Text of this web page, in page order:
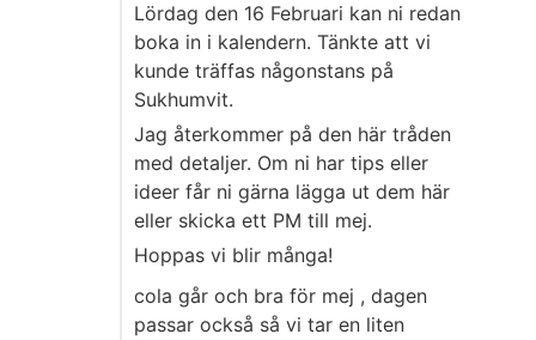
Lördag den 16 Februari kan ni redan
boka in i kalendern. Tänkte att vi
kunde träffas någonstans på
Sukhumvit.
Jag återkommer på den här tråden
med detaljer. Om ni har tips eller
ideer får ni gärna lägga ut dem här
eller skicka ett PM till mej.
Hoppas vi blir många!
cola går och bra för mej , dagen
passar också så vi tar en liten